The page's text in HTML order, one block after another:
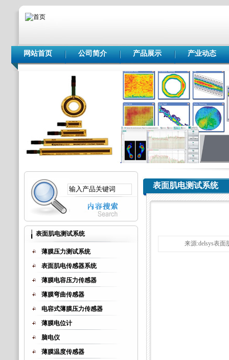
网站首页 公司简介 产品展示 产业动态
表面肌电测试系统
薄膜压力测试系统
表面肌电传感器系统
薄膜电容压力传感器
薄膜弯曲传感器
电容式薄膜压力传感器
薄膜电位计
脑电仪
薄膜温度传感器
表面肌电测试系统
来源:delsys表面